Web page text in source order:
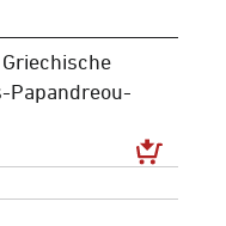
Papandreou-